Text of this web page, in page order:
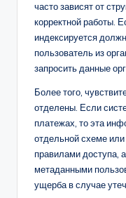
часто зависят от
корректной работы.
индексируется
пользователь из
запросить данные
Более того,
отделены. Если
платежах, то эта
отдельной схеме
правилами доступа,
метаданными
ущерба в случае